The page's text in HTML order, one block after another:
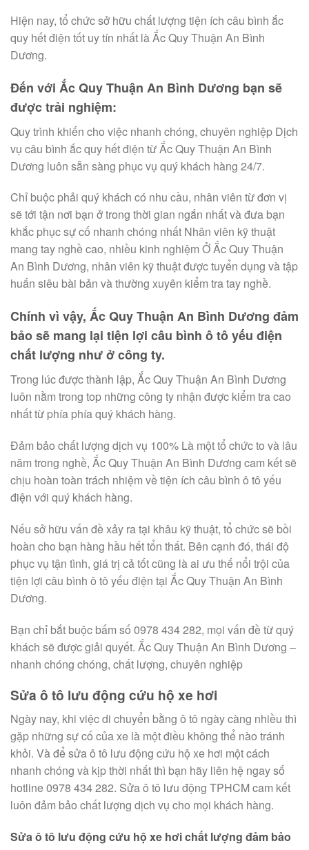
Hiện nay, tổ chức sở hữu chất lượng tiện ích câu bình ắc
quy hết điện tốt uy tín nhất là Ắc Quy Thuận An Bình
Dương.
Đến với Ắc Quy Thuận An Bình Dương bạn sẽ
được trải nghiệm:
Quy trình khiến cho việc nhanh chóng, chuyên nghiệp Dịch
vụ câu bình ắc quy hết điện từ Ắc Quy Thuận An Bình
Dương luôn sẵn sàng phục vụ quý khách hàng 24/7.
Chỉ buộc phải quý khách có nhu cầu, nhân viên từ đơn vị
sẽ tới tận nơi bạn ở trong thời gian ngắn nhất và đưa bạn
khắc phục sự cố nhanh chóng nhất Nhân viên kỹ thuật
mang tay nghề cao, nhiều kinh nghiệm Ở Ắc Quy Thuận
An Bình Dương, nhân viên kỹ thuật được tuyển dụng và tập
huấn siêu bài bản và thường xuyên kiểm tra tay nghề.
Chính vì vậy, Ắc Quy Thuận An Bình Dương đảm
bảo sẽ mang lại tiện lợi câu bình ô tô yếu điện
chất lượng như ở công ty.
Trong lúc được thành lập, Ắc Quy Thuận An Bình Dương
luôn nằm trong top những công ty nhận được kiểm tra cao
nhất từ phía phía quý khách hàng.
Đảm bảo chất lượng dịch vụ 100% Là một tổ chức to và lâu
năm trong nghề, Ắc Quy Thuận An Bình Dương cam kết sẽ
chịu hoàn toàn trách nhiệm về tiện ích câu bình ô tô yếu
điện với quý khách hàng.
Nếu sở hữu vấn đề xảy ra tại khâu kỹ thuật, tổ chức sẽ bồi
hoàn cho bạn hàng hầu hết tổn thất. Bên cạnh đó, thái độ
phục vụ tận tình, giá trị cả tốt cũng là ai ưu thế nổi trội của
tiện lợi câu bình ô tô yếu điện tại Ắc Quy Thuận An Bình
Dương.
Bạn chỉ bắt buộc bấm số 0978 434 282, mọi vấn đề từ quý
khách sẽ được giải quyết. Ắc Quy Thuận An Bình Dương –
nhanh chóng chóng, chất lượng, chuyên nghiệp
Sửa ô tô lưu động cứu hộ xe hơi
Ngày nay, khi việc di chuyển bằng ô tô ngày càng nhiều thì
gặp những sự cố của xe là một điều không thể nào tránh
khỏi. Và để sửa ô tô lưu động cứu hộ xe hơi một cách
nhanh chóng và kịp thời nhất thì bạn hãy liên hệ ngay số
hotline 0978 434 282. Sửa ô tô lưu động TPHCM cam kết
luôn đảm bảo chất lượng dịch vụ cho mọi khách hàng.
Sửa ô tô lưu động cứu hộ xe hơi chất lượng đảm bảo